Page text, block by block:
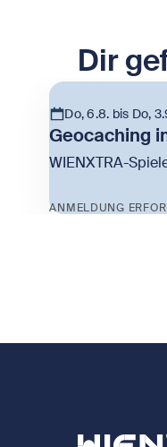
Dir
Do, 6.8. bis Do,
Geocaching
WIENXTRA-
ANMELDUNG